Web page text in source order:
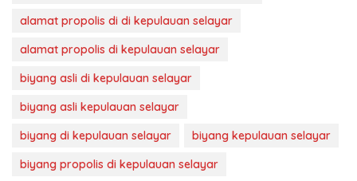
alamat propolis di di kepulauan selayar
alamat propolis di kepulauan selayar
biyang asli di kepulauan selayar
biyang asli kepulauan selayar
biyang di kepulauan selayar
biyang kepulauan selayar
biyang propolis di kepulauan selayar